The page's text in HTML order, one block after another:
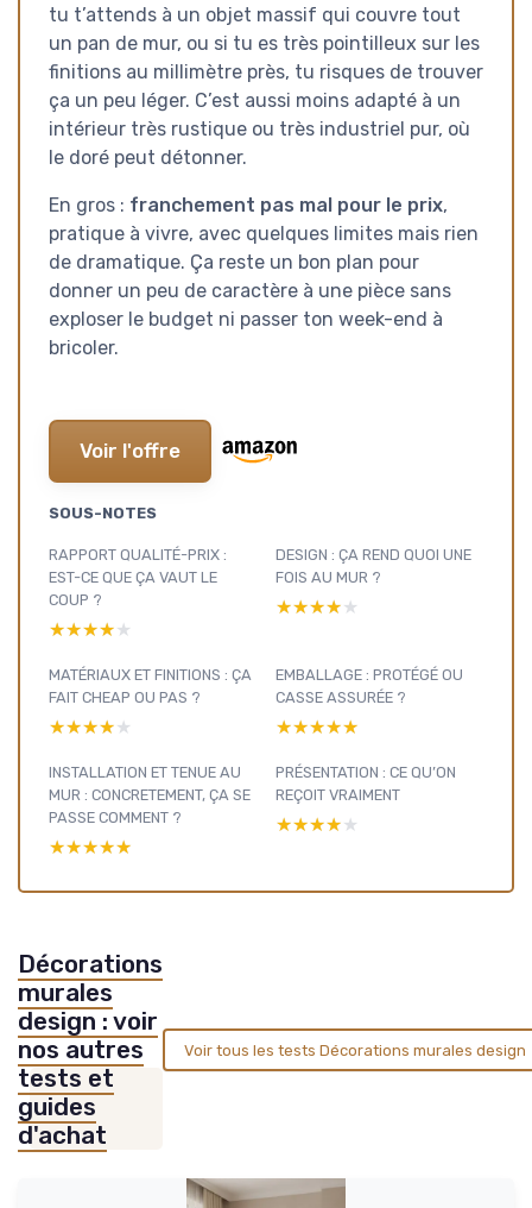
tu t’attends à un objet massif qui couvre tout
un pan de mur, ou si tu es très pointilleux sur les
finitions au millimètre près, tu risques de trouver
ça un peu léger. C’est aussi moins adapté à un
intérieur très rustique ou très industriel pur, où
le doré peut détonner.
En gros : franchement pas mal pour le prix,
pratique à vivre, avec quelques limites mais rien
de dramatique. Ça reste un bon plan pour
donner un peu de caractère à une pièce sans
exploser le budget ni passer ton week-end à
bricoler.
Voir l'offre
SOUS-NOTES
RAPPORT QUALITÉ-PRIX :
EST-CE QUE ÇA VAUT LE
COUP ?
★★★★★
★★★★★
DESIGN : ÇA REND QUOI UNE
FOIS AU MUR ?
★★★★★
★★★★★
MATÉRIAUX ET FINITIONS : ÇA
FAIT CHEAP OU PAS ?
★★★★★
★★★★★
EMBALLAGE : PROTÉGÉ OU
CASSE ASSURÉE ?
★★★★★
★★★★★
INSTALLATION ET TENUE AU
MUR : CONCRETEMENT, ÇA SE
PASSE COMMENT ?
★★★★★
★★★★★
PRÉSENTATION : CE QU’ON
REÇOIT VRAIMENT
★★★★★
★★★★★
Décorations
murales
design : voir
nos autres
tests et
guides
d'achat
Voir tous les tests Décorations murales